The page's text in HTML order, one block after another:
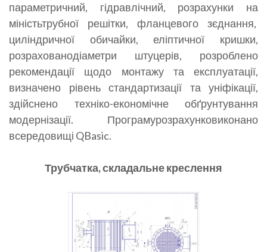
параметричний, гідравлічний, розрахунки на
міністьтрубної решітки, фланцевого зєднання,
циліндричної обичайки, еліптичної кришки,
розрахованодіаметри штуцерів, розроблено
рекомендації щодо монтажу та експлуатації,
визначено рівень стандартизації та уніфікації,
здійснено техніко-економічне обґрунтування
модернізації. Програмурозрахунковиконано
всередовищі QBasic.
Трубчатка, складальне креслення